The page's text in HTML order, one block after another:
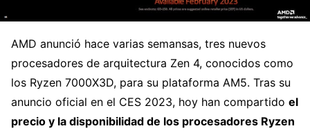
AMD anunció hace varias semansas, tres nuevos
procesadores de arquitectura Zen 4, conocidos como
los Ryzen 7000X3D, para su plataforma AM5. Tras su
anuncio oficial en el CES 2023, hoy han compartido el
precio y la disponibilidad de los procesadores Ryzen